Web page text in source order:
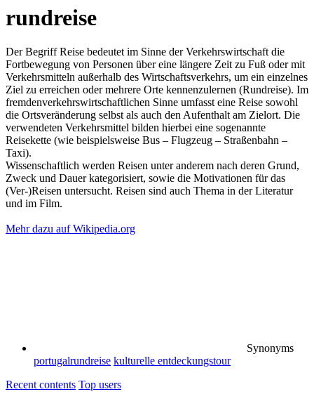
rundreise
Der Begriff Reise bedeutet im Sinne der Verkehrswirtschaft die
Fortbewegung von Personen über eine längere Zeit zu Fuß oder mit
Verkehrsmitteln außerhalb des Wirtschaftsverkehrs, um ein einzelnes
Ziel zu erreichen oder mehrere Orte kennenzulernen (Rundreise). Im
fremdenverkehrswirtschaftlichen Sinne umfasst eine Reise sowohl
die Ortsveränderung selbst als auch den Aufenthalt am Zielort. Die
verwendeten Verkehrsmittel bilden hierbei eine sogenannte
Reisekette (wie beispielsweise Bus – Flugzeug – Straßenbahn –
Taxi).
Wissenschaftlich werden Reisen unter anderem nach deren Grund,
Zweck und Dauer kategorisiert, sowie die Motivationen für das
(Ver-)Reisen untersucht. Reisen sind auch Thema in der Literatur
und im Film.
Mehr dazu auf Wikipedia.org
Synonyms
portugalrundreise kulturelle entdeckungstour
Recent contents Top users